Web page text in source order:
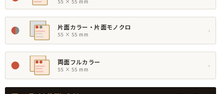
片面カラー・片面モノクロ
55 × 55 mm
›
両面フルカラー
55 × 55 mm
›